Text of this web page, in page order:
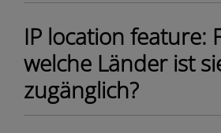
IP location feature:
welche Länder ist
zugänglich?